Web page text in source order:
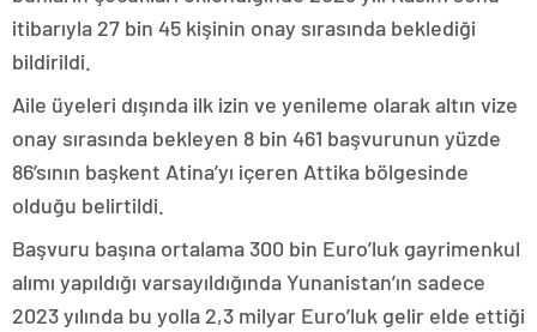
itibarıyla 27 bin 45 kişinin onay sırasında beklediği
bildirildi.
Aile üyeleri dışında ilk izin ve yenileme olarak altın vize
onay sırasında bekleyen 8 bin 461 başvurunun yüzde
86’sının başkent Atina’yı içeren Attika bölgesinde
olduğu belirtildi.
Başvuru başına ortalama 300 bin Euro’luk gayrimenkul
alımı yapıldığı varsayıldığında Yunanistan’ın sadece
2023 yılında bu yolla 2,3 milyar Euro’luk gelir elde ettiği